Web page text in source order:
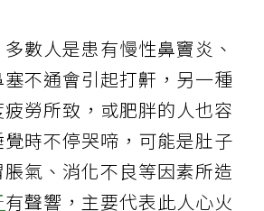
多數人是患有慢性鼻竇炎、
不通會引起打鼾，另一種
勞所致，或肥胖的人也容
時不停哭啼，可能是肚子
氣、消化不良等因素所造
有聲響，主要代表此人心火